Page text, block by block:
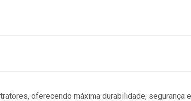
oferecendo máxima durabilidade, segurança e